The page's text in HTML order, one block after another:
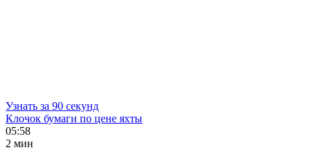
Узнать за 90 секунд
Клочок бумаги по цене яхты
05:58
2 мин